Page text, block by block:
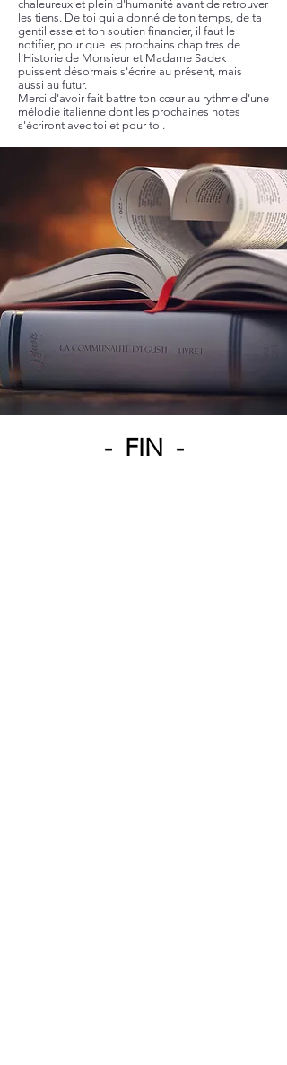
chaleureux et plein d'humanité avant de retrouver
les tiens. De toi qui a donné de ton temps, de ta
gentillesse et ton soutien financier, il faut le
notifier, pour que les prochains chapitres de
l'Historie de Monsieur et Madame Sadek
puissent désormais s'écrire au présent, mais
aussi au futur.
Merci d'avoir fait battre ton cœur au rythme d'une
mélodie italienne dont les prochaines notes
s'écriront avec toi et pour toi.
- FIN -